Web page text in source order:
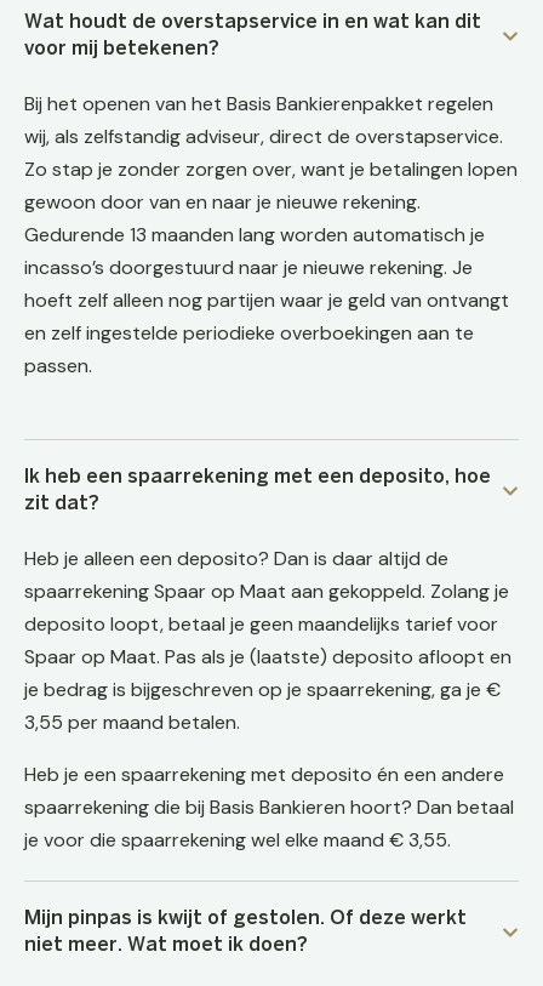
Wat houdt de overstapservice in en wat kan dit
voor mij betekenen?
Bij het openen van het Basis Bankierenpakket regelen
wij, als zelfstandig adviseur, direct de overstapservice.
Zo stap je zonder zorgen over, want je betalingen lopen
gewoon door van en naar je nieuwe rekening.
Gedurende 13 maanden lang worden automatisch je
incasso’s doorgestuurd naar je nieuwe rekening. Je
hoeft zelf alleen nog partijen waar je geld van ontvangt
en zelf ingestelde periodieke overboekingen aan te
passen.
Ik heb een spaarrekening met een deposito, hoe
zit dat?
Heb je alleen een deposito? Dan is daar altijd de
spaarrekening Spaar op Maat aan gekoppeld. Zolang je
deposito loopt, betaal je geen maandelijks tarief voor
Spaar op Maat. Pas als je (laatste) deposito afloopt en
je bedrag is bijgeschreven op je spaarrekening, ga je €
3,55 per maand betalen.
Heb je een spaarrekening met deposito én een andere
spaarrekening die bij Basis Bankieren hoort? Dan betaal
je voor die spaarrekening wel elke maand € 3,55.
Mijn pinpas is kwijt of gestolen. Of deze werkt
niet meer. Wat moet ik doen?